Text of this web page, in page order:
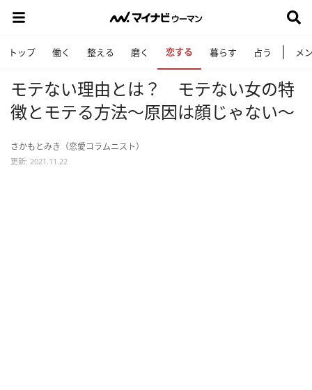
トップ 働く 整える 磨く 恋する 暮らす 占う メ
モテない理由とは？ モテない女の特
徴とモテる方法～原因は顔じゃない～
さかもとみき（恋愛コラムニスト）
更新: 2021.11.22